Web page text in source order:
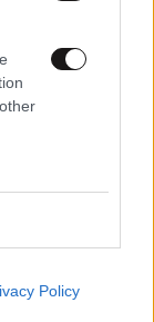
Policy